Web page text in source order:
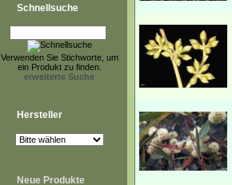
Schnellsuche
Verwenden Sie Stichworte, um
ein Produkt zu finden.
erweiterte Suche
Hersteller
Neue Produkte